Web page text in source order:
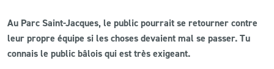
LS ACADEMY CAMPS
MATCH DES CELEBRITES
Au Parc Saint-Jacques, le public pourrait se retourner contre
leur propre équipe si les choses devaient mal se passer. Tu
connais le public bâlois qui est très exigeant.